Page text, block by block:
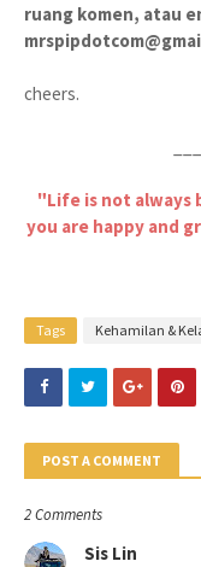
ruang komen, atau
cheers.
"Life is not always
you are happy and
Tags Kehamilan &
POST A COMMENT
2 Comments
Sis Lin